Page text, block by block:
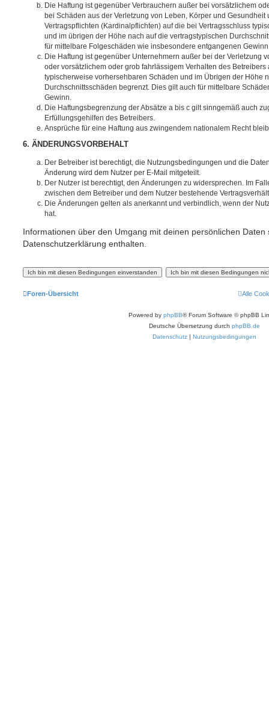
Die Haftung ist gegenüber Verbrauchern außer bei vorsätzlichem
bei Schäden aus der Verletzung von Leben, Körper und
Vertragspflichten (Kardinalpflichten) auf die bei Vertragsschluss
und im übrigen der Höhe nach auf die vertragstypischen
für mittelbare Folgeschäden wie insbesondere entgangenen
Die Haftung ist gegenüber Unternehmern außer bei der Verletzung
oder vorsätzlichem oder grob fahrlässigem Verhalten des Betreibers
typischerweise vorhersehbaren Schäden und im Übrigen der Höhe
Durchschnittsschäden begrenzt. Dies gilt auch für mittelbare
Gewinn.
Die Haftungsbegrenzung der Absätze a bis c gilt sinngemäß auch
Erfüllungsgehilfen des Betreibers.
Ansprüche für eine Haftung aus zwingendem nationalem Recht
6. ÄNDERUNGSVORBEHALT
Der Betreiber ist berechtigt, die Nutzungsbedingungen und die
Änderung wird dem Nutzer per E-Mail mitgeteilt.
Der Nutzer ist berechtigt, den Änderungen zu widersprechen. Im
zwischen dem Betreiber und dem Nutzer bestehende
Die Änderungen gelten als anerkannt und verbindlich, wenn der
hat.
Informationen über den Umgang mit deinen persönlichen Daten
Datenschutzerklärung enthalten.
Foren-Übersicht Alle
Powered by phpBB® Forum Software © phpBB
Deutsche Übersetzung durch phpBB.de
Datenschutz | Nutzungsbedingungen